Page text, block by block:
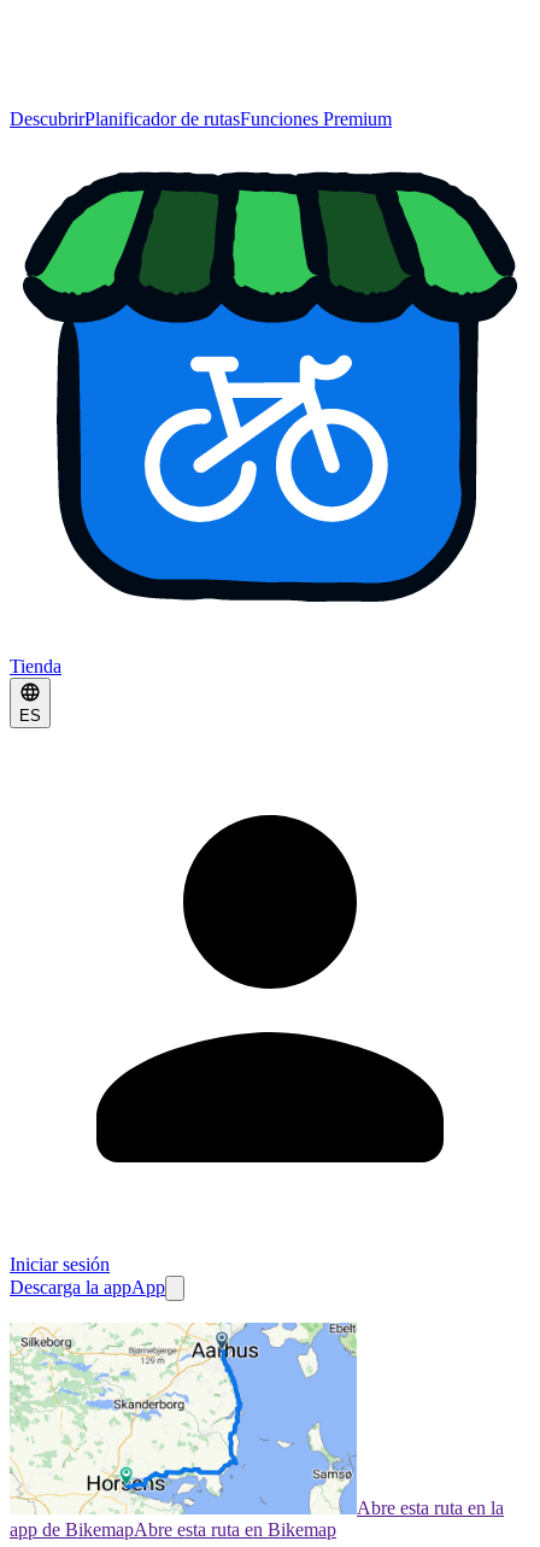
DescubrirPlanificador de rutasFunciones Premium
Tienda
ES
Iniciar sesión
Descarga la appApp
Abre esta ruta en la
app de BikemapAbre esta ruta en Bikemap